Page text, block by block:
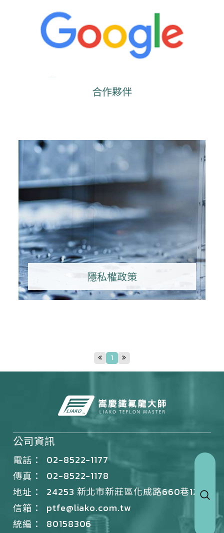
合作夥伴
隱私權政策
1
公司資訊
電話：
02-8522-1177
傳真：
02-8522-1178
地址：
24253 新北市新莊區化成路660巷12號
信箱：
ptfe@liako.com.tw
統編：
80158306